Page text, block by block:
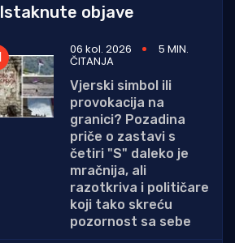
Istaknute objave
06 kol. 2026 5 MIN.
ČITANJA
Vjerski simbol ili
provokacija na
granici? Pozadina
priče o zastavi s
četiri "S" daleko je
mračnija, ali
razotkriva i političare
koji tako skreću
pozornost sa sebe